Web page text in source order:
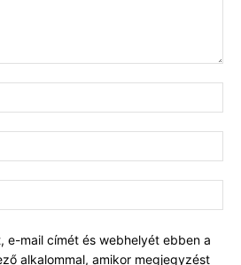
e-mail címét és webhelyét ebben a
alkalommal, amikor megjegyzést